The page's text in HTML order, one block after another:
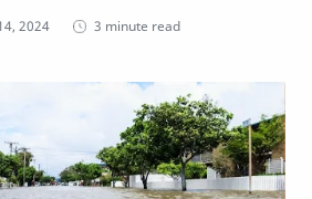
3 minute read